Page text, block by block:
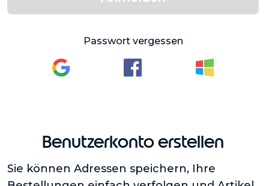
Passwort vergessen
Benutzerkonto erstellen
Sie können Adressen speichern, Ihre